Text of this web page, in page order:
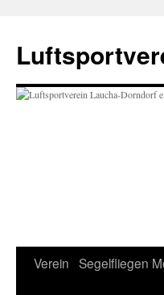
springen
Verein Segelfliegen